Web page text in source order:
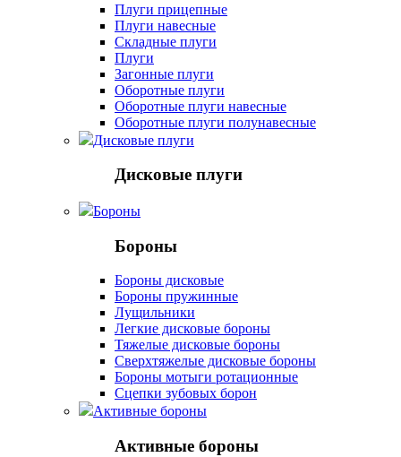
Плуги прицепные
Плуги навесные
Складные плуги
Плуги
Загонные плуги
Оборотные плуги
Оборотные плуги навесные
Оборотные плуги полунавесные
Дисковые плуги
Дисковые плуги
Бороны
Бороны
Бороны дисковые
Бороны пружинные
Лущильники
Легкие дисковые бороны
Тяжелые дисковые бороны
Сверхтяжелые дисковые бороны
Бороны мотыги ротационные
Сцепки зубовых борон
Активные бороны
Активные бороны